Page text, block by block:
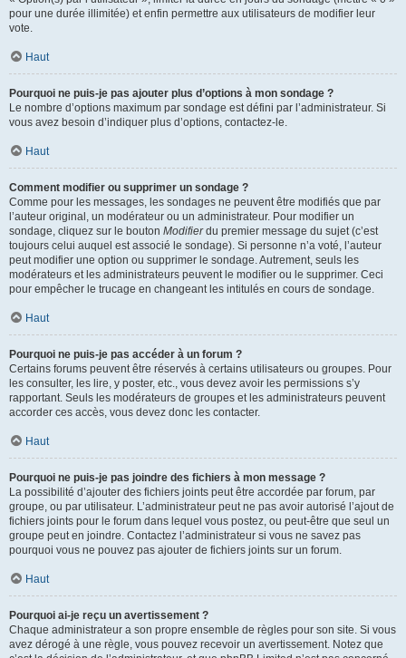
pour une durée illimitée) et enfin permettre aux utilisateurs de modifier leur
vote.
Haut
Pourquoi ne puis-je pas ajouter plus d’options à mon sondage ?
Le nombre d’options maximum par sondage est défini par l’administrateur. Si
vous avez besoin d’indiquer plus d’options, contactez-le.
Haut
Comment modifier ou supprimer un sondage ?
Comme pour les messages, les sondages ne peuvent être modifiés que par
l’auteur original, un modérateur ou un administrateur. Pour modifier un
sondage, cliquez sur le bouton Modifierdu premier message du sujet (c’est
toujours celui auquel est associé le sondage). Si personne n’a voté, l’auteur
peut modifier une option ou supprimer le sondage. Autrement, seuls les
modérateurs et les administrateurs peuvent le modifier ou le supprimer. Ceci
pour empêcher le trucage en changeant les intitulés en cours de sondage.
Haut
Pourquoi ne puis-je pas accéder à un forum ?
Certains forums peuvent être réservés à certains utilisateurs ou groupes. Pour
les consulter, les lire, y poster, etc., vous devez avoir les permissions s’y
rapportant. Seuls les modérateurs de groupes et les administrateurs peuvent
accorder ces accès, vous devez donc les contacter.
Haut
Pourquoi ne puis-je pas joindre des fichiers à mon message ?
La possibilité d’ajouter des fichiers joints peut être accordée par forum, par
groupe, ou par utilisateur. L’administrateur peut ne pas avoir autorisé l’ajout de
fichiers joints pour le forum dans lequel vous postez, ou peut-être que seul un
groupe peut en joindre. Contactez l’administrateur si vous ne savez pas
pourquoi vous ne pouvez pas ajouter de fichiers joints sur un forum.
Haut
Pourquoi ai-je reçu un avertissement ?
Chaque administrateur a son propre ensemble de règles pour son site. Si vous
avez dérogé à une règle, vous pouvez recevoir un avertissement. Notez que